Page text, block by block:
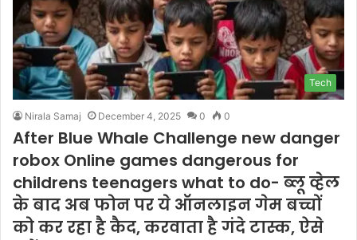
Tech
Nirala Samaj December 4, 2025 0 0
After Blue Whale Challenge new danger
robox Online games dangerous for
childrens teenagers what to do- ब्लू व्हेल
के बाद अब फोन पर ये ऑनलाइन गेम बच्चों
को कर रहा है कैद, करवाता है गंदे टास्क, ऐसे